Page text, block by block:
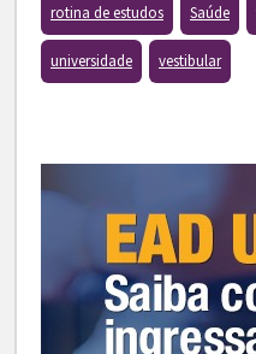
rotina de estudos Saúde
universidade vestibular